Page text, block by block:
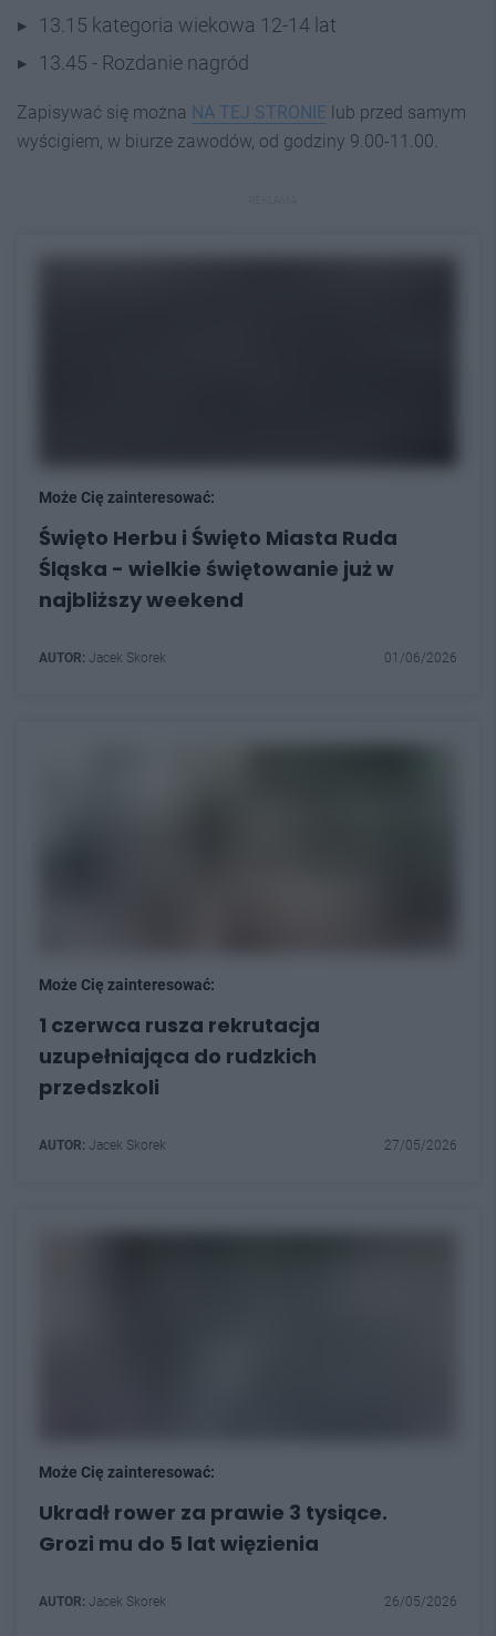
13.15 kategoria wiekowa 12-14 lat
13.45 - Rozdanie nagród
Zapisywać się można NA TEJ STRONIE lub przed samym
wyścigiem, w biurze zawodów, od godziny 9.00-11.00.
Może Cię zainteresować:
Święto Herbu i Święto Miasta Ruda
Śląska - wielkie świętowanie już w
najbliższy weekend
AUTOR: Jacek Skorek 01/06/2026
Może Cię zainteresować:
1 czerwca rusza rekrutacja
uzupełniająca do rudzkich
przedszkoli
AUTOR: Jacek Skorek 27/05/2026
Może Cię zainteresować:
Ukradł rower za prawie 3 tysiące.
Grozi mu do 5 lat więzienia
AUTOR: Jacek Skorek 26/05/2026